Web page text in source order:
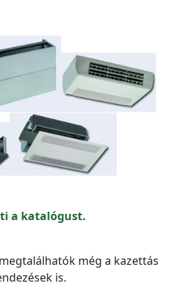
a katalógust.
még a kazettás
is.